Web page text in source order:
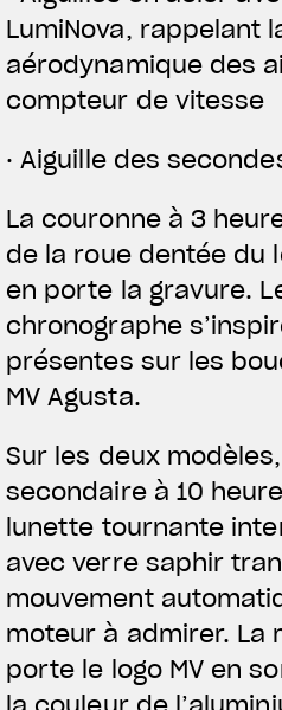
LumiNova, rappelant
aérodynamique des
compteur de vitesse
· Aiguille des
La couronne à 3
de la roue dentée du
en porte la gravure.
chronographe
présentes sur les
MV Agusta.
Sur les deux
secondaire à 10
lunette tournante
avec verre saphir
mouvement
moteur à admirer. La
porte le logo MV en